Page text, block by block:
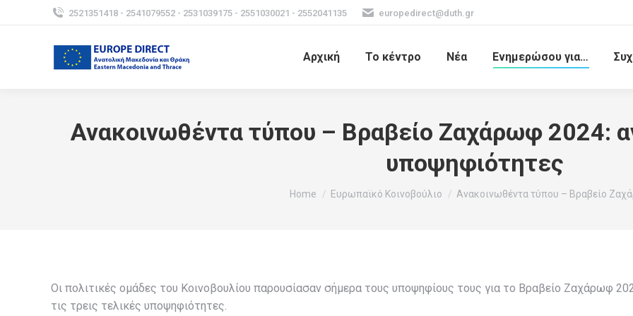
2521351418 - 2541079552 - 2531039175 - 2551030021 - 2552041135 europedirect@duth.gr
Αρχική Το κέντρο Νέα Ενημερώσου για…
Ανακοινωθέντα τύπου – Βραβείο Ζαχάρωφ 2024:
υποψηφιότητες
You are here:
Home Ευρωπαϊκό Κοινοβούλιο Ανακοινωθέντα τύπου – Βραβείο
Οι πολιτικές ομάδες του Κοινοβουλίου παρουσίασαν σήμερα τους υποψηφίους τους για το Βραβείο Ζαχάρωφ
τις τρεις τελικές υποψηφιότητες.